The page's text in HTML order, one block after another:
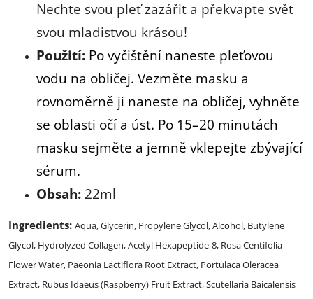
Nechte svou pleť zazářit a překvapte svět
svou mladistvou krásou!
Použití: Po vyčištění naneste pleťovou
vodu na obličej. Vezměte masku a
rovnoměrně ji naneste na obličej, vyhněte
se oblasti očí a úst. Po 15–20 minutách
masku sejměte a jemně vklepejte zbývající
sérum.
Obsah: 22ml
Ingredients: Aqua, Glycerin, Propylene Glycol, Alcohol, Butylene
Glycol, Hydrolyzed Collagen, Acetyl Hexapeptide-8, Rosa Centifolia
Flower Water, Paeonia Lactiflora Root Extract, Portulaca Oleracea
Extract, Rubus Idaeus (Raspberry) Fruit Extract, Scutellaria Baicalensis